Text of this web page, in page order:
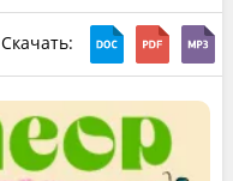
Скачать: